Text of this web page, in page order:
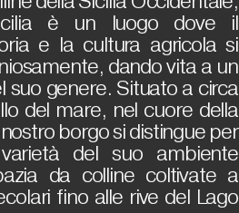
è un luogo dove il
e la cultura agricola si
dando vita a un
suo genere. Situato a circa
del mare, nel cuore della
borgo si distingue per
del suo ambiente
da colline coltivate a
fino alle rive del Lago